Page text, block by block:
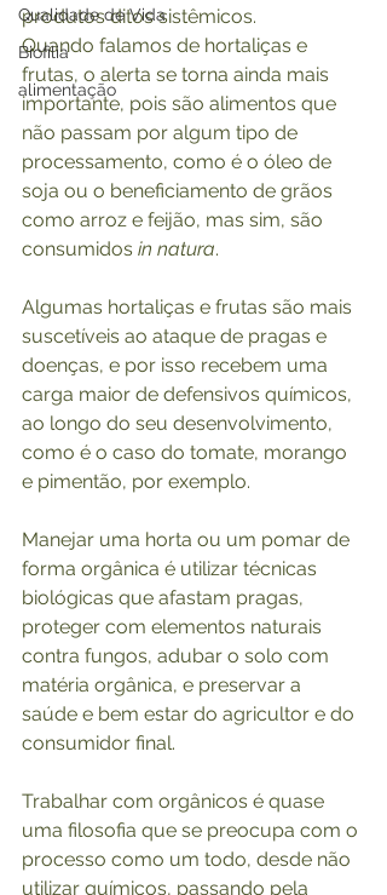
Qualidade de Vida
Biofilia
alimentação
produtos ditos sistêmicos.
Quando falamos de hortaliças e
frutas, o alerta se torna ainda mais
importante, pois são alimentos que
não passam por algum tipo de
processamento, como é o óleo de
soja ou o beneficiamento de grãos
como arroz e feijão, mas sim, são
consumidos in natura.
Algumas hortaliças e frutas são mais
suscetíveis ao ataque de pragas e
doenças, e por isso recebem uma
carga maior de defensivos químicos,
ao longo do seu desenvolvimento,
como é o caso do tomate, morango
e pimentão, por exemplo.
Manejar uma horta ou um pomar de
forma orgânica é utilizar técnicas
biológicas que afastam pragas,
proteger com elementos naturais
contra fungos, adubar o solo com
matéria orgânica, e preservar a
saúde e bem estar do agricultor e do
consumidor final.
Trabalhar com orgânicos é quase
uma filosofia que se preocupa com o
processo como um todo, desde não
utilizar químicos, passando pela